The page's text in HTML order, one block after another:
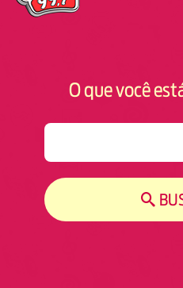
O que você